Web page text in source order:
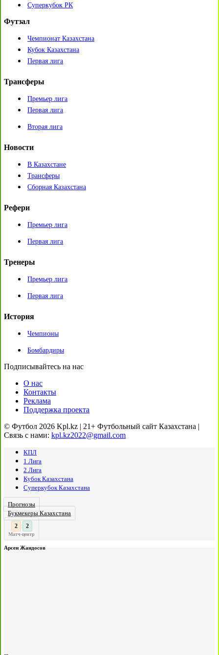
Суперкубок РК
Футзал
Чемпионат Казахстана
Кубок Казахстана
Первая лига
Трансферы
Премьер лига
Первая лига
Вторая лига
Новости
В Казахстане
Трансферы
Сборная Казахстана
Рефери
Премьер лига
Первая лига
Тренеры
Премьер лига
Первая лига
История
Чемпионы
Бомбардиры
Подписывайтесь на нас
О нас
Контакты
Реклама
Поддержка проекта
© Футбол 2026 Kpl.kz | 21+ Футбольный сайт Казахстана |
Связь с нами: kpl.kz2022@gmail.com
КПЛ
1 Лига
2 Лига
Кубок Казахстана
Суперкубок Казахстана
Прогнозы
Букмекеры Казахстана
3 : 2
Матч-центр
Арсен Жандосов